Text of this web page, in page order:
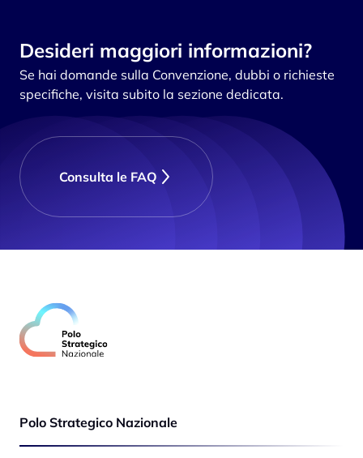
Desideri maggiori informazioni?
Se hai domande sulla Convenzione, dubbi o richieste
specifiche, visita subito la sezione dedicata.
Consulta le FAQ
Polo Strategico Nazionale